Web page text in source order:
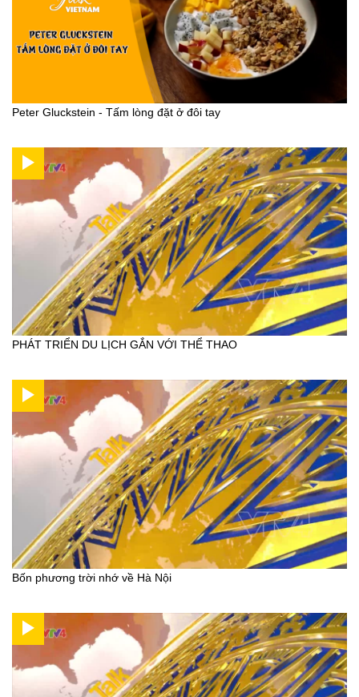
Peter Gluckstein - Tấm lòng đặt ở đôi tay
PHÁT TRIỂN DU LỊCH GẮN VỚI THỂ THAO
Bốn phương trời nhớ về Hà Nội